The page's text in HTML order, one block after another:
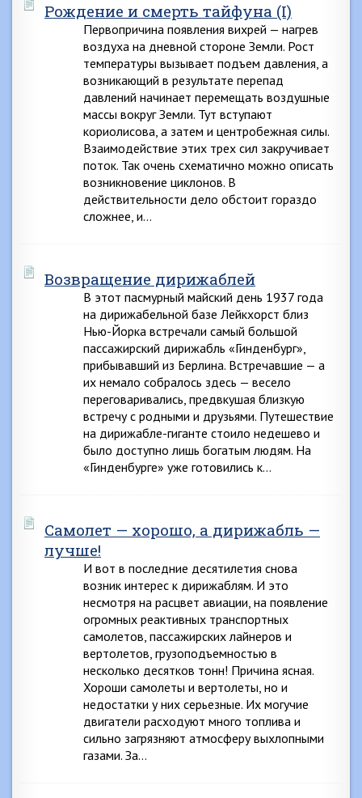
Рождение и смерть тайфуна (I)
Первопричина появления вихрей — нагрев
воздуха на дневной стороне Земли. Рост
температуры вызывает подъем давления, а
возникающий в результате перепад
давлений начинает перемещать воздушные
массы вокруг Земли. Тут вступают
кориолисова, а затем и центробежная силы.
Взаимодействие этих трех сил закручивает
поток. Так очень схематично можно описать
возникновение циклонов. В
действительности дело обстоит гораздо
сложнее, и…
Возвращение дирижаблей
В этот пасмурный майский день 1937 года
на дирижабельной базе Лейкхорст близ
Нью-Йорка встречали самый большой
пассажирский дирижабль «Гинденбург»,
прибывавший из Берлина. Встречавшие — а
их немало собралось здесь — весело
переговаривались, предвкушая близкую
встречу с родными и друзьями. Путешествие
на дирижабле-гиганте стоило недешево и
было доступно лишь богатым людям. На
«Гинденбурге» уже готовились к…
Самолет — хорошо, а дирижабль —
лучше!
И вот в последние десятилетия снова
возник интерес к дирижаблям. И это
несмотря на расцвет авиации, на появление
огромных реактивных транспортных
самолетов, пассажирских лайнеров и
вертолетов, грузоподъемностью в
несколько десятков тонн! Причина ясная.
Хороши самолеты и вертолеты, но и
недостатки у них серьезные. Их могучие
двигатели расходуют много топлива и
сильно загрязняют атмосферу выхлопными
газами. За…